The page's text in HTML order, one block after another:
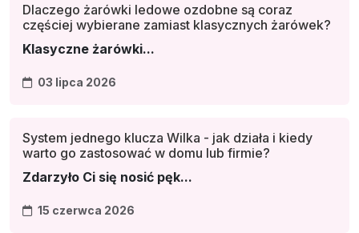
Dlaczego żarówki ledowe ozdobne są coraz
częściej wybierane zamiast klasycznych żarówek?
Klasyczne żarówki...
03 lipca 2026
System jednego klucza Wilka - jak działa i kiedy
warto go zastosować w domu lub firmie?
Zdarzyło Ci się nosić pęk...
15 czerwca 2026